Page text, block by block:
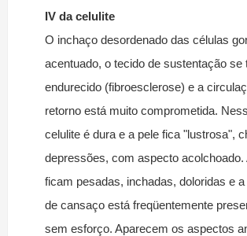
IV da celulite
O inchaço desordenado das células
acentuado, o tecido de sustentação se
endurecido (fibroesclerose) e a
retorno está muito comprometida.
celulite é dura e a pele fica "lustrosa",
depressões, com aspecto acolchoado.
ficam pesadas, inchadas, doloridas e
de cansaço está freqüentemente
sem esforço. Aparecem os aspectos